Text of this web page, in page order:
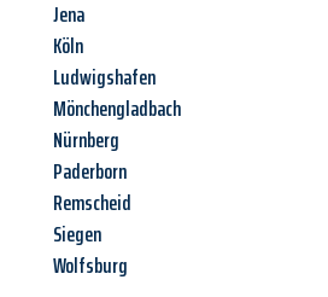
Jena
Köln
Ludwigshafen
Mönchengladbach
Nürnberg
Paderborn
Remscheid
Siegen
Wolfsburg